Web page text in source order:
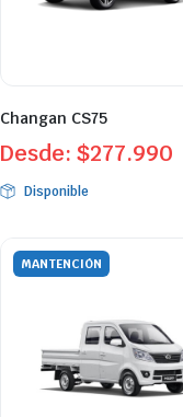
Changan CS75
Desde:$277.990
Disponible
MANTENCIÓN